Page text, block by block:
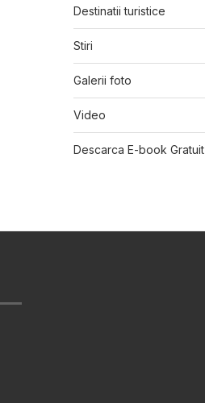
Destinatii turistice
Stiri
Galerii foto
Video
Descarca E-book Gratuit